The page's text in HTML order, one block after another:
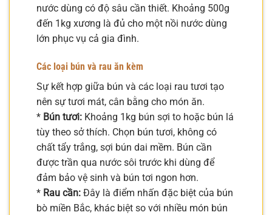
nước dùng có độ sâu cần thiết. Khoảng 500g
đến 1kg xương là đủ cho một nồi nước dùng
lớn phục vụ cả gia đình.
Các loại bún và rau ăn kèm
Sự kết hợp giữa bún và các loại rau tươi tạo
nên sự tươi mát, cân bằng cho món ăn.
* Bún tươi: Khoảng 1kg bún sợi to hoặc bún lá
tùy theo sở thích. Chọn bún tươi, không có
chất tẩy trắng, sợi bún dai mềm. Bún cần
được trần qua nước sôi trước khi dùng để
đảm bảo vệ sinh và bún tơi ngon hơn.
* Rau cần: Đây là điểm nhấn đặc biệt của bún
bò miền Bắc, khác biệt so với nhiều món bún